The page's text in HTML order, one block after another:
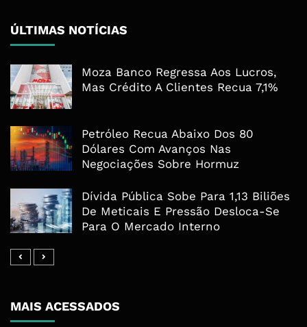
ÚLTIMAS NOTÍCIAS
Moza Banco Regressa Aos Lucros,
Mas Crédito A Clientes Recua 7,1%
Petróleo Recua Abaixo Dos 80
Dólares Com Avanços Nas
Negociações Sobre Hormuz
Dívida Pública Sobe Para 1,13 Biliões
De Meticais E Pressão Desloca-Se
Para O Mercado Interno
MAIS ACESSADOS